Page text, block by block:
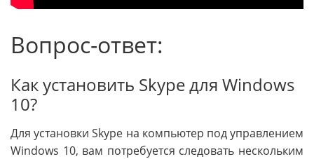
Вопрос-ответ:
Как установить Skype для Windows
10?
Для установки Skype на компьютер под управлением
Windows 10, вам потребуется следовать нескольким